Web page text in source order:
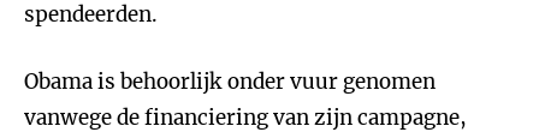
spendeerden.
Obama is behoorlijk onder vuur genomen
vanwege de financiering van zijn campagne,